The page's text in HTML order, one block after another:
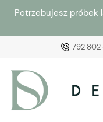
Potrzebujesz
792 802